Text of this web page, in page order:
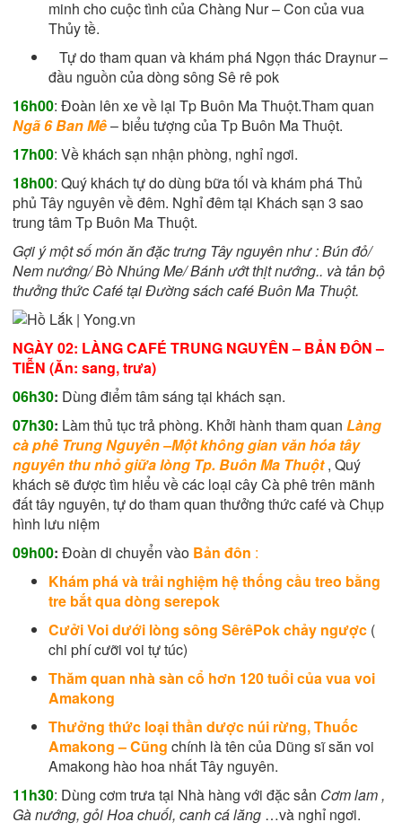
minh cho cuộc tình của Chàng Nur – Con của vua
Thủy tề.
Tự do tham quan và khám phá Ngọn thác Draynur –
đầu nguồn của dòng sông Sê rê pok
16h00: Đoàn lên xe về lại Tp Buôn Ma Thuột.Tham quan
Ngã 6 Ban Mê– biểu tượng của Tp Buôn Ma Thuột.
17h00: Về khách sạn nhận phòng, nghỉ ngơi.
18h00: Quý khách tự do dùng bữa tối và khám phá Thủ
phủ Tây nguyên về đêm. Nghỉ đêm tại Khách sạn 3 sao
trung tâm Tp Buôn Ma Thuột.
Gợi ý một số món ăn đặc trưng Tây nguyên như : Bún đỏ/
Nem nướng/ Bò Nhúng Me/ Bánh ướt thịt nướng.. và tản bộ
thưởng thức Café tại Đường sách café Buôn Ma Thuột.
NGÀY 02: LÀNG CAFÉ TRUNG NGUYÊN – BẢN ĐÔN –
TIỄN (Ăn: sang, trưa)
06h30: Dùng điểm tâm sáng tại khách sạn.
07h30: Làm thủ tục trả phòng. Khởi hành tham quan Làng
cà phê Trung Nguyên –Mộtkhông gian văn hóa tây
nguyên thu nhỏ giữa lòng Tp. Buôn Ma Thuột, Quý
khách sẽ được tìm hiểu về các loại cây Cà phê trên mãnh
đất tây nguyên, tự do tham quan thưởng thức café và Chụp
hình lưu niệm
09h00: Đoàn di chuyển vào Bản đôn :
Khám phá và trải nghiệm hệ thống cầu treo bằng
tre bắt qua dòng serepok
Cưởi Voi dưới lòng sông SêrêPok chảy ngược (
chi phí cưỡi voi tự túc)
Thăm quan nhà sàn cổ hơn 120 tuổi của vua voi
Amakong
Thưởng thức loại thần dược núi rừng, Thuốc
Amakong – Cũng chính là tên của Dũng sĩ săn voi
Amakong hào hoa nhất Tây nguyên.
11h30: Dùng cơm trưa tại Nhà hàng với đặc sản Cơm lam ,
Gà nướng, gỏi Hoa chuối, canh cá lăng …và nghỉ ngơi.